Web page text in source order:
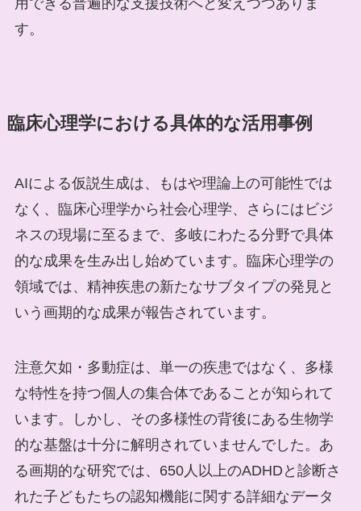
用できる普遍的な支援技術へと変えつつありま
す。
臨床心理学における具体的な活用事例
AIによる仮説生成は、もはや理論上の可能性では
なく、臨床心理学から社会心理学、さらにはビジ
ネスの現場に至るまで、多岐にわたる分野で具体
的な成果を生み出し始めています。臨床心理学の
領域では、精神疾患の新たなサブタイプの発見と
いう画期的な成果が報告されています。
注意欠如・多動症は、単一の疾患ではなく、多様
な特性を持つ個人の集合体であることが知られて
います。しかし、その多様性の背後にある生物学
的な基盤は十分に解明されていませんでした。あ
る画期的な研究では、650人以上のADHDと診断さ
れた子どもたちの認知機能に関する詳細なデータ